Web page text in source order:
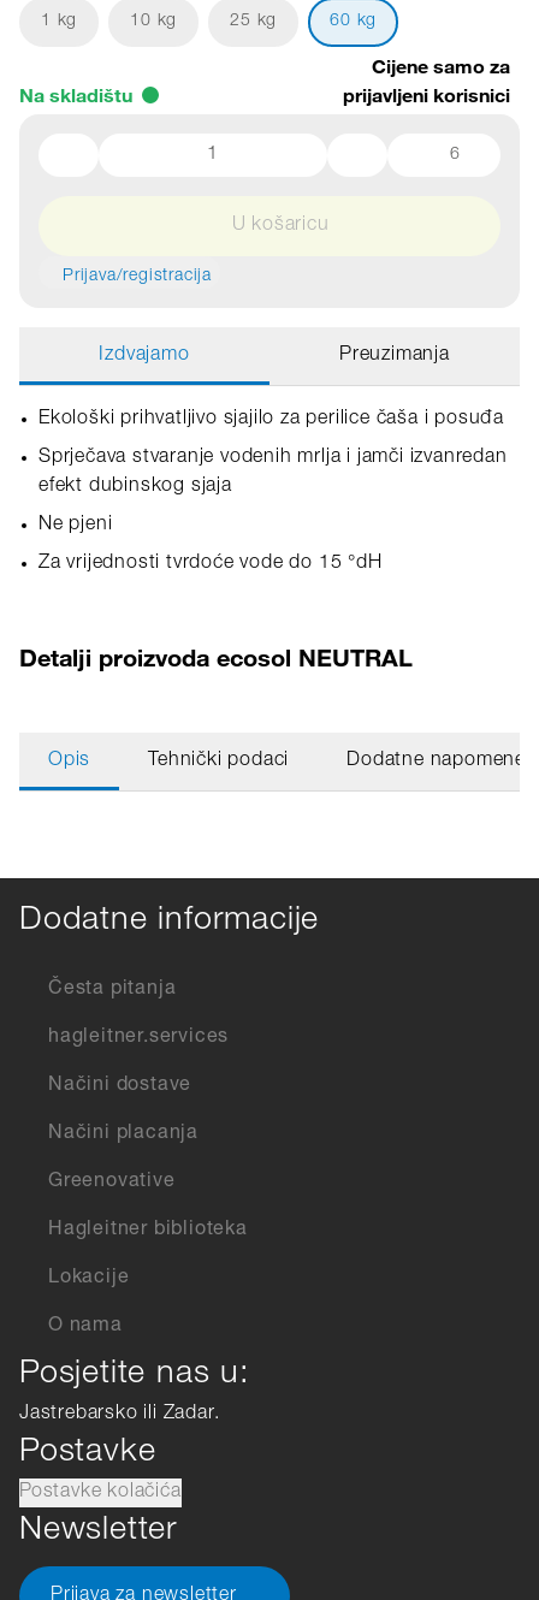
1 kg 10 kg 25 kg 60 kg
Na skladištu
Cijene samo za
prijavljeni korisnici
6
U košaricu
Prijava/registracija
Izdvajamo Preuzimanja
Ekološki prihvatljivo sjajilo za perilice čaša i posuđa
Sprječava stvaranje vodenih mrlja i jamči izvanredan
efekt dubinskog sjaja
Ne pjeni
Za vrijednosti tvrdoće vode do 15 °dH
Detalji proizvoda ecosol NEUTRAL
Opis Tehnički podaci Dodatne napomene
Dodatne informacije
Česta pitanja
hagleitner.services
Načini dostave
Načini placanja
Greenovative
Hagleitner biblioteka
Lokacije
O nama
Posjetite nas u:
Jastrebarsko ili Zadar.
Postavke
Postavke kolačića
Newsletter